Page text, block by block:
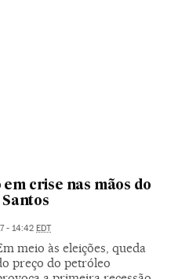
crise nas mãos do
- 14:42 EDT
meio às eleições, queda
preço do petróleo